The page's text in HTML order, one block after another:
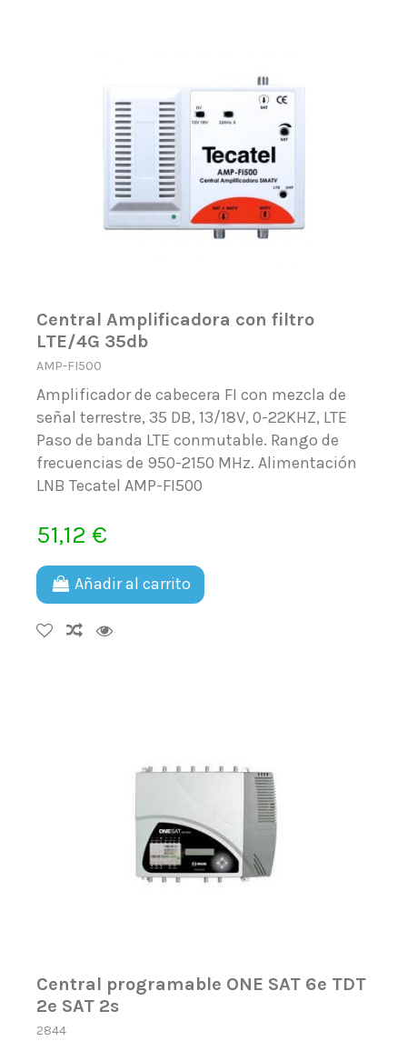
Central Amplificadora con filtro
LTE/4G 35db
AMP-FI500
Amplificador de cabecera FI con mezcla de
señal terrestre, 35 DB, 13/18V, 0-22KHZ, LTE
Paso de banda LTE conmutable. Rango de
frecuencias de 950-2150 MHz. Alimentación
LNB Tecatel AMP-FI500
51,12 €
Añadir al carrito
Central programable ONE SAT 6e TDT
2e SAT 2s
2844